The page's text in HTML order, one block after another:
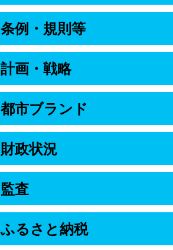
条例・規則等
計画・戦略
都市ブランド
財政状況
監査
ふるさと納税